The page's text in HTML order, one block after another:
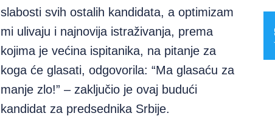
slabosti svih ostalih kandidata, a optimizam
mi ulivaju i najnovija istraživanja, prema
kojima je većina ispitanika, na pitanje za
koga će glasati, odgovorila: “Ma glasaću za
manje zlo!” – zaključio je ovaj budući
kandidat za predsednika Srbije.